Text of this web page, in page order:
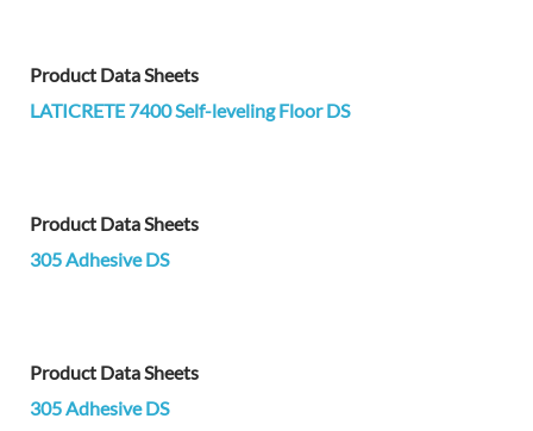
Product Data Sheets
LATICRETE 7400 Self-leveling Floor DS
Product Data Sheets
305 Adhesive DS
Product Data Sheets
305 Adhesive DS